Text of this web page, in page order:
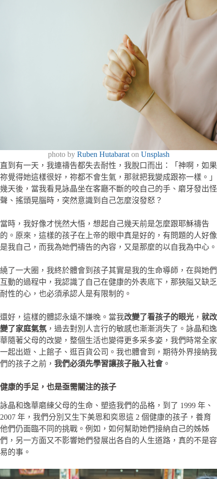
photo byRuben Hutabaraton Unsplash
直到有一天，我連禱告都失去耐性，我脫口而出：「神啊，如果
祢覺得她這樣很好，祢都不會生氣，那就把我變成跟祢一樣。」
幾天後，當我看見詠晶坐在客廳不斷的咬自己的手、磨牙發出怪
聲、搖頭晃腦時，突然意識到自己怎麼沒發怒？
當時，我好像才恍然大悟，想起自己幾天前是怎麼跟耶穌禱告
的。原來，這樣的孩子在上帝的眼中真是好的，有問題的人好像
是我自己，而我為她們禱告的內容，又是那麼的以自我為中心。
繞了一大圈，我終於體會到孩子其實是我的生命導師，在與她們
互動的過程中，我認識了自己在健康的外表底下，那狹隘又缺乏
耐性的心，也必須承認人是有限制的。
還好，這樣的體認永遠不嫌晚。當我改變了看孩子的眼光 ， 就改
變了家庭氣氛 ，過去對別人言行的敏感也漸漸消失了。詠晶和逸
華隨著父母的改變，整個生活也變得更多采多姿，我們時常全家
一起出遊、上館子、逛百貨公司。我也體會到，期待外界接納我
們的孩子之前， 我們必須先學習讓孩子融入社會。
健康的手足，也是亟需關注的孩子
詠晶和逸華磨練父母的生命、塑造我們的品格，到了 1999 年、
2007 年，我們分別又生下美恩和奕恩這 2 個健康的孩子，養育
他們仍面臨不同的挑戰。例如，如何幫助她們接納自己的姊姊
們，另一方面又不影響她們發展出各自的人生道路，真的不是容
易的事。